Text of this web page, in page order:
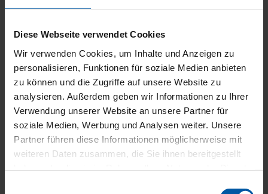
Diese Webseite verwendet Cookies
Wir verwenden Cookies, um Inhalte und Anzeigen zu
personalisieren, Funktionen für soziale Medien anbieten
zu können und die Zugriffe auf unsere Website zu
analysieren. Außerdem geben wir Informationen zu Ihrer
Verwendung unserer Website an unsere Partner für
soziale Medien, Werbung und Analysen weiter. Unsere
Partner führen diese Informationen möglicherweise mit
weiteren Daten zusammen, die Sie ihnen bereitgestellt